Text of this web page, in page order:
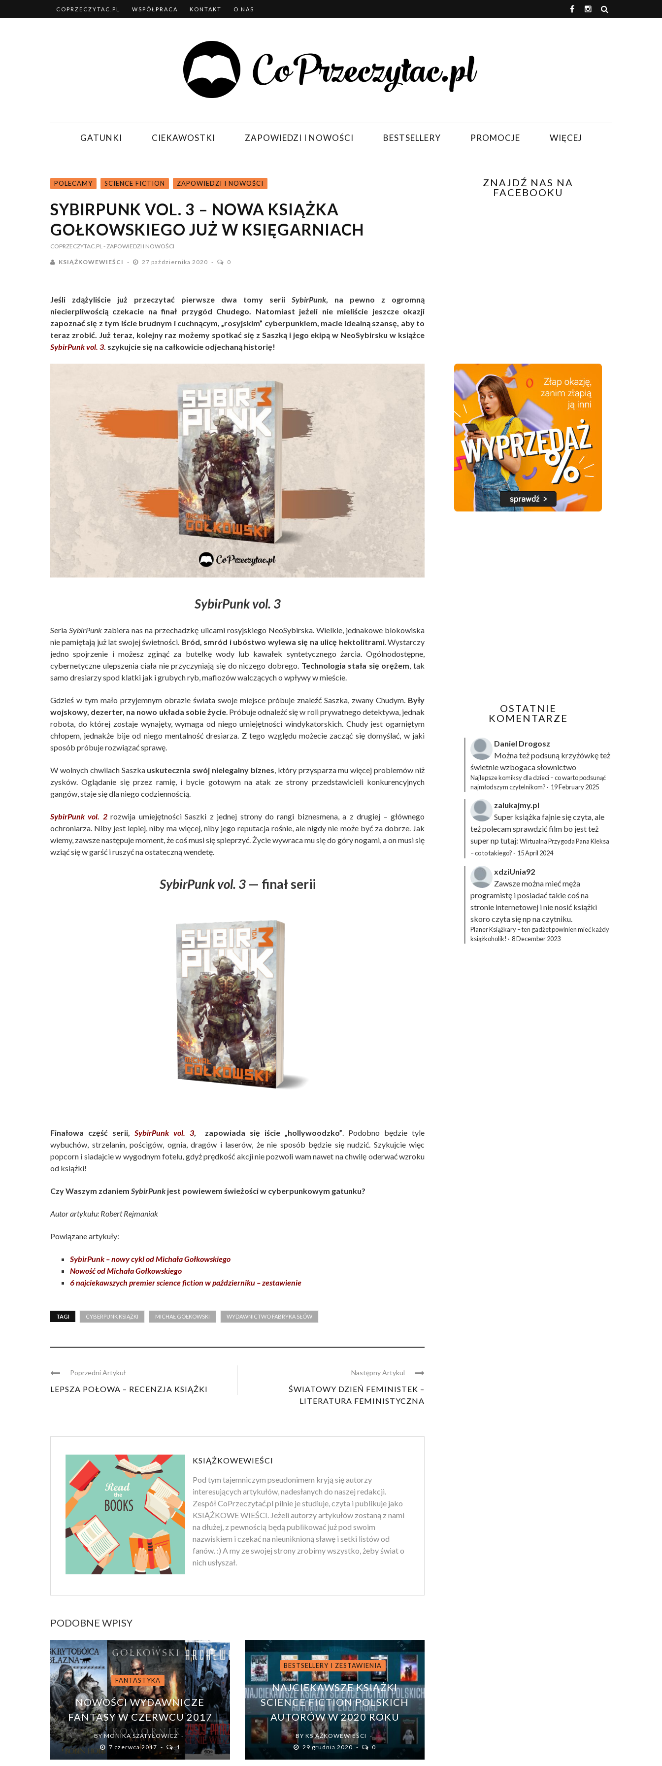
COPRZECZYTAC.PL WSPÓŁPRACA KONTAKT O NAS
GATUNKI CIEKAWOSTKI ZAPOWIEDZI I NOWOŚCI BESTSELLERY PROMOCJE WIĘCEJ
POLECAMY SCIENCE FICTION ZAPOWIEDZI I NOWOŚCI
SYBIRPUNK VOL. 3 – NOWA KSIĄŻKA
GOŁKOWSKIEGO JUŻ W KSIĘGARNIACH
COPRZECZYTAC.PL- ZAPOWIEDZI I NOWOŚCI
KSIĄŻKOWEWIEŚCI 27 października 2020 0
Jeśli zdążyliście już przeczytać pierwsze dwa tomy serii SybirPunk, na pewno z ogromną
niecierpliwością czekacie na finał przygód Chudego. Natomiast jeżeli nie mieliście jeszcze okazji
zapoznać się z tym iście brudnym i cuchnącym, „rosyjskim” cyberpunkiem, macie idealną szansę, aby to
teraz zrobić. Już teraz, kolejny raz możemy spotkać się z Saszką i jego ekipą w NeoSybirsku w książce
SybirPunkvol. 3. szykujcie się na całkowicie odjechaną historię!
SybirPunk vol. 3
SeriaSybirPunk zabiera nas na przechadzkę ulicami rosyjskiego NeoSybirska. Wielkie, jednakowe blokowiska
nie pamiętają już lat swojej świetności. Bród, smród i ubóstwo wylewa się na ulicę hektolitrami. Wystarczy
jedno spojrzenie i możesz zginąć za butelkę wody lub kawałek syntetycznego żarcia. Ogólnodostępne,
cybernetyczne ulepszenia ciała nie przyczyniają się do niczego dobrego. Technologia stała się orężem, tak
samo dresiarzy spod klatki jak i grubych ryb, mafiozów walczących o wpływy w mieście.
Gdzieś w tym mało przyjemnym obrazie świata swoje miejsce próbuje znaleźć Saszka, zwany Chudym. Były
wojskowy, dezerter, na nowo układa sobie życie. Próbuje odnaleźć się w roli prywatnego detektywa, jednak
robota, do której zostaje wynajęty, wymaga od niego umiejętności windykatorskich. Chudy jest ogarniętym
chłopem, jednakże bije od niego mentalność dresiarza. Z tego względu możecie zacząć się domyślać, w jaki
sposób próbuje rozwiązać sprawę.
W wolnych chwilach Saszka uskutecznia swój nielegalny biznes, który przysparza mu więcej problemów niż
zysków. Oglądanie się przez ramię, i bycie gotowym na atak ze strony przedstawicieli konkurencyjnych
gangów, staje się dla niego codziennością.
SybirPunk vol. 2rozwija umiejętności Saszki z jednej strony do rangi biznesmena, a z drugiej – głównego
ochroniarza. Niby jest lepiej, niby ma więcej, niby jego reputacja rośnie, ale nigdy nie może być za dobrze. Jak
wiemy, zawsze następuje moment, że coś musi się spieprzyć. Życie wywraca mu się do góry nogami, a on musi się
wziąć się w garść i ruszyć na ostateczną wendetę.
SybirPunk vol. 3— finał serii
Finałowa część serii, SybirPunk vol. 3 , zapowiada się iście „hollywoodzko” . Podobno będzie tyle
wybuchów, strzelanin, pościgów, ognia, dragów i laserów, że nie sposób będzie się nudzić. Szykujcie więc
popcorn i siadajcie w wygodnym fotelu, gdyż prędkość akcji nie pozwoli wam nawet na chwilę oderwać wzroku
od książki!
Czy Waszym zdaniem SybirPunk jest powiewem świeżości w cyberpunkowym gatunku?
Autor artykułu: Robert Rejmaniak
Powiązane artykuły:
SybirPunk – nowy cykl od Michała Gołkowskiego
Nowość od Michała Gołkowskiego
6 najciekawszych premier science fiction w październiku – zestawienie
TAGI CYBERPUNK KSIĄŻKI MICHAŁ GOŁKOWSKI WYDAWNICTWO FABRYKA SŁÓW
Poprzedni Artykuł
LEPSZA POŁOWA – RECENZJA KSIĄŻKI
Następny Artykul
ŚWIATOWY DZIEŃ FEMINISTEK –
LITERATURA FEMINISTYCZNA
KSIĄŻKOWEWIEŚCI
Pod tym tajemniczym pseudonimem kryją się autorzy
interesujących artykułów, nadesłanych do naszej redakcji.
Zespół CoPrzeczytać.pl pilnie je studiuje, czyta i publikuje jako
KSIĄŻKOWE WIEŚCI. Jeżeli autorzy artykułów zostaną z nami
na dłużej, z pewnością będą publikować już pod swoim
nazwiskiem i czekać na nieuniknioną sławę i setki listów od
fanów. :) A my ze swojej strony zrobimy wszystko, żeby świat o
nich usłyszał.
PODOBNE WPISY
FANTASTYKA
NOWOŚCI WYDAWNICZE
FANTASY W CZERWCU 2017
BY MONIKA SZATYŁOWICZ
7 czerwca 2017
1
BESTSELLERY I ZESTAWIENIA
NAJCIEKAWSZE KSIĄŻKI
SCIENCE FICTION POLSKICH
AUTORÓW W 2020 ROKU
BY KSIĄŻKOWEWIEŚCI
29 grudnia 2020
0
ZNAJDŹ NAS NA
FACEBOOKU
OSTATNIE
KOMENTARZE
Daniel Drogosz
Można też podsuną krzyżówkęteż
świetnie wzbogaca słownictwo
Najlepsze komiksy dla dzieci – co warto podsunąć
najmłodszym czytelnikom? · 19 February 2025
zalukajmy.pl
Super książka fajnie się czyta, ale
też polecam sprawdzić film bo jest też
super np tutaj: Wirtualna Przygoda Pana Kleksa
– co to takiego? · 15 April 2024
xdziUnia92
Zawsze można mieć męża
programistę i posiadać takie coś na
stronie internetowej i nie nosić książki
skoro czyta się np na czytniku.
Planer Książkary – ten gadżet powinien mieć każdy
książkoholik! · 8 December 2023